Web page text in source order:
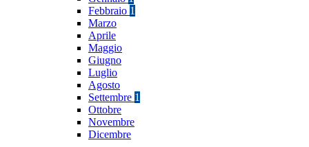
Febbraio 1
Marzo
Aprile
Maggio
Giugno
Luglio
Agosto
Settembre 1
Ottobre
Novembre
Dicembre